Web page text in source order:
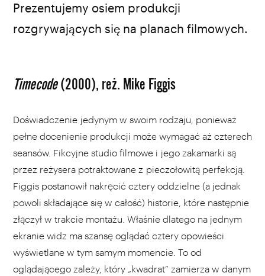
Prezentujemy osiem produkcji
rozgrywających się na planach filmowych.
Timecode(2000), reż. Mike Figgis
Doświadczenie jedynym w swoim rodzaju, ponieważ
pełne docenienie produkcji może wymagać aż czterech
seansów. Fikcyjne studio filmowe i jego zakamarki są
przez reżysera potraktowane z pieczołowitą perfekcją.
Figgis postanowił nakręcić cztery oddzielne (a jednak
powoli składające się w całość) historie, które następnie
złączył w trakcie montażu. Właśnie dlatego na jednym
ekranie widz ma szansę oglądać cztery opowieści
wyświetlane w tym samym momencie. To od
oglądającego zależy, który „kwadrat” zamierza w danym